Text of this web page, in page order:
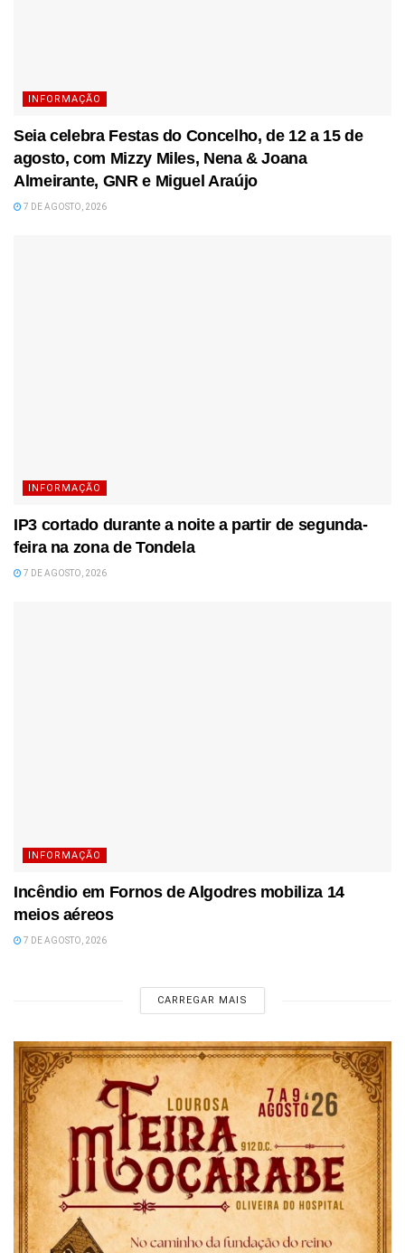
INFORMAÇÃO
Seia celebra Festas do Concelho, de 12 a 15 de
agosto, com Mizzy Miles, Nena & Joana
Almeirante, GNR e Miguel Araújo
7 DE AGOSTO, 2026
INFORMAÇÃO
IP3 cortado durante a noite a partir de segunda-
feira na zona de Tondela
7 DE AGOSTO, 2026
INFORMAÇÃO
Incêndio em Fornos de Algodres mobiliza 14
meios aéreos
7 DE AGOSTO, 2026
CARREGAR MAIS